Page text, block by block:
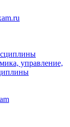
управление,